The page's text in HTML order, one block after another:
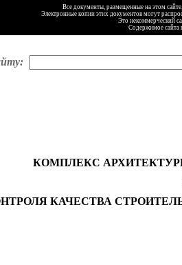
Все документы, размещенные на этом
Электронные копии этих документов могут
Это некоммерческий
Содержимое сайта
КОМПЛЕКС
КАЧЕСТВА